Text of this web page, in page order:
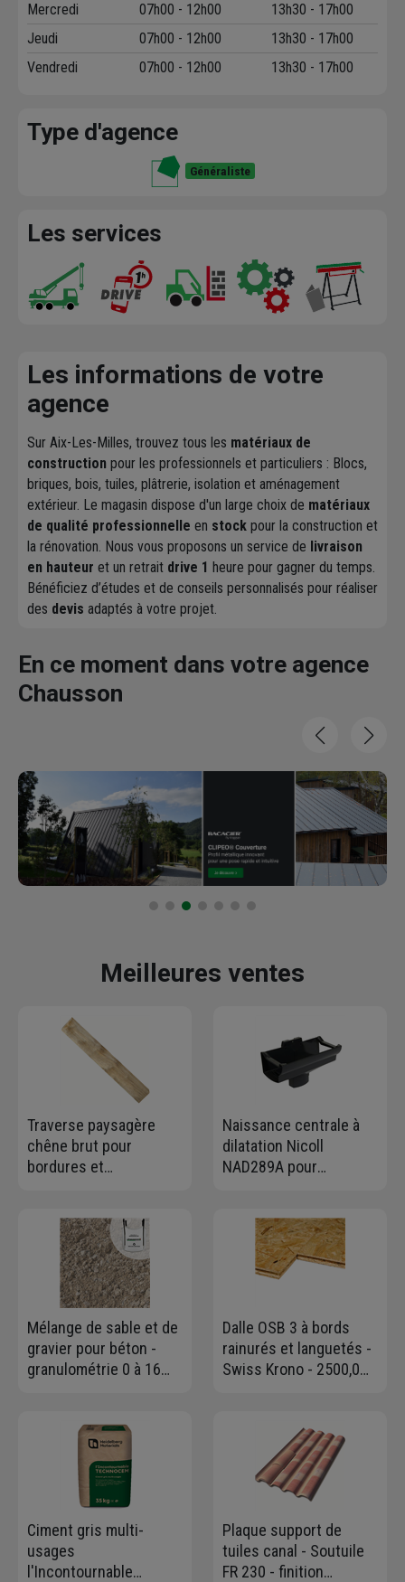
Mercredi
07h00 - 12h00
13h30 - 17h00
Jeudi
07h00 - 12h00
13h30 - 17h00
Vendredi
07h00 - 12h00 13h30 - 17h00
Type d'agence
Généraliste
Les services
Les informations de votre
agence
Sur Aix-Les-Milles, trouvez tous les matériaux de
construction pour les professionnels et particuliers : Blocs,
briques, bois, tuiles, plâtrerie, isolation et aménagement
extérieur. Le magasin dispose d'un large choix de matériaux
de qualité professionnelle en stock pour la construction et
la rénovation. Nous vous proposons un service de livraison
en hauteur et un retrait drive 1 heure pour gagner du temps.
Bénéficiez d’études et de conseils personnalisés pour réaliser
des devis adaptés à votre projet.
En ce moment dans votre agence
Chausson
Meilleures ventes
Traverse paysagère
chêne brut pour
bordures et
260 cm
Naissance centrale à
dilatation Nicoll
NAD289A pour
gris anthracite
Mélange de sable et de
gravier pour béton -
granulométrie 0 à 16
Dalle OSB 3 à bords
rainurés et languetés -
Swiss Krono - 2500,0
Ciment gris multi-
usages
l'Incontournable
Plaque support de
tuiles canal - Soutuile
FR 230 - finition